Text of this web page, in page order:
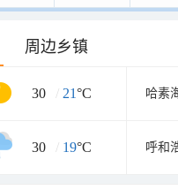
周边乡镇
30 / 21°C 哈素
30 / 19°C